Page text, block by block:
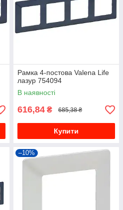
Рамка 4-постова Valena Life
лазур 754094
В наявності
616,84 ₴ 685,38 ₴
Купити
–10%